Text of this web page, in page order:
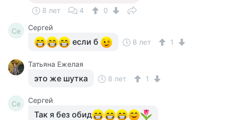
8 лет 4 0
Се Сергей
если б 8 лет 1
Татьяна Ежелая
это же шутка 8 лет 1
Се Сергей
Так я без обид